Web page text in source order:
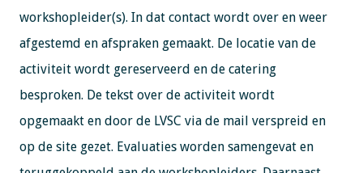
workshopleider(s). In dat contact wordt over en weer
afgestemd en afspraken gemaakt. De locatie van de
activiteit wordt gereserveerd en de catering
besproken. De tekst over de activiteit wordt
opgemaakt en door de LVSC via de mail verspreid en
op de site gezet. Evaluaties worden samengevat en